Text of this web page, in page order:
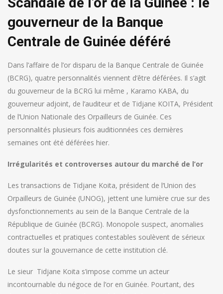
gouverneur de la Banque
Centrale de Guinée déféré
Dans l’affaire de l’or disparu de la Banque Centrale de Guinée
(BCRG), quatre personnalités viennent d’être déférées. Il s’agit
du gouverneur de la BCRG lui même , Karamo KABA, du
gouverneur adjoint, de l’auditeur et de Tidjane KOITA, Président
de l’Union Nationale des Orpailleurs de Guinée. Ces
personnalités plusieurs fois auditionnées ces dernières
semaines ont été déférées hier.
Irrégularités et controverses autour du marché de l’or
Les transactions de Tidjane Koita, président de l’Union des
Orpailleurs de Guinée (UNOG), jettent une lumière crue sur des
dysfonctionnements au sein de la Banque Centrale de la
République de Guinée (BCRG). Monopole suspect, anomalies
contractuelles et pratiques contestables soulèvent de sérieux
doutes sur la gouvernance de cette institution clé.
Le sieur Tidjane Koita s’impose comme un acteur
incontournable du négoce de l’or en Guinée. Pourtant, des